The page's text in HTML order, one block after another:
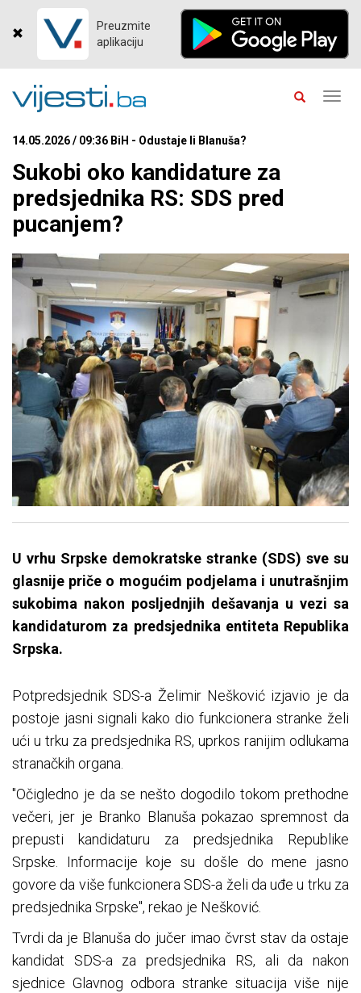
Preuzmite
aplikaciju
14.05.2026 / 09:36 BiH - Odustaje li Blanuša?
Sukobi oko kandidature za
predsjednika RS: SDS pred
pucanjem?
U vrhu Srpske demokratske stranke (SDS) sve su
glasnije priče o mogućim podjelama i unutrašnjim
sukobima nakon posljednjih dešavanja u vezi sa
kandidaturom za predsjednika entiteta Republika
Srpska.
Potpredsjednik SDS-a Želimir Nešković izjavio je da
postoje jasni signali kako dio funkcionera stranke želi
ući u trku za predsjednika RS, uprkos ranijim odlukama
stranačkih organa.
"Očigledno je da se nešto dogodilo tokom prethodne
večeri, jer je Branko Blanuša pokazao spremnost da
prepusti kandidaturu za predsjednika Republike
Srpske. Informacije koje su došle do mene jasno
govore da više funkcionera SDS-a želi da uđe u trku za
predsjednika Srpske", rekao je Nešković.
Tvrdi da je Blanuša do jučer imao čvrst stav da ostaje
kandidat SDS-a za predsjednika RS, ali da nakon
sjednice Glavnog odbora stranke situacija više nije